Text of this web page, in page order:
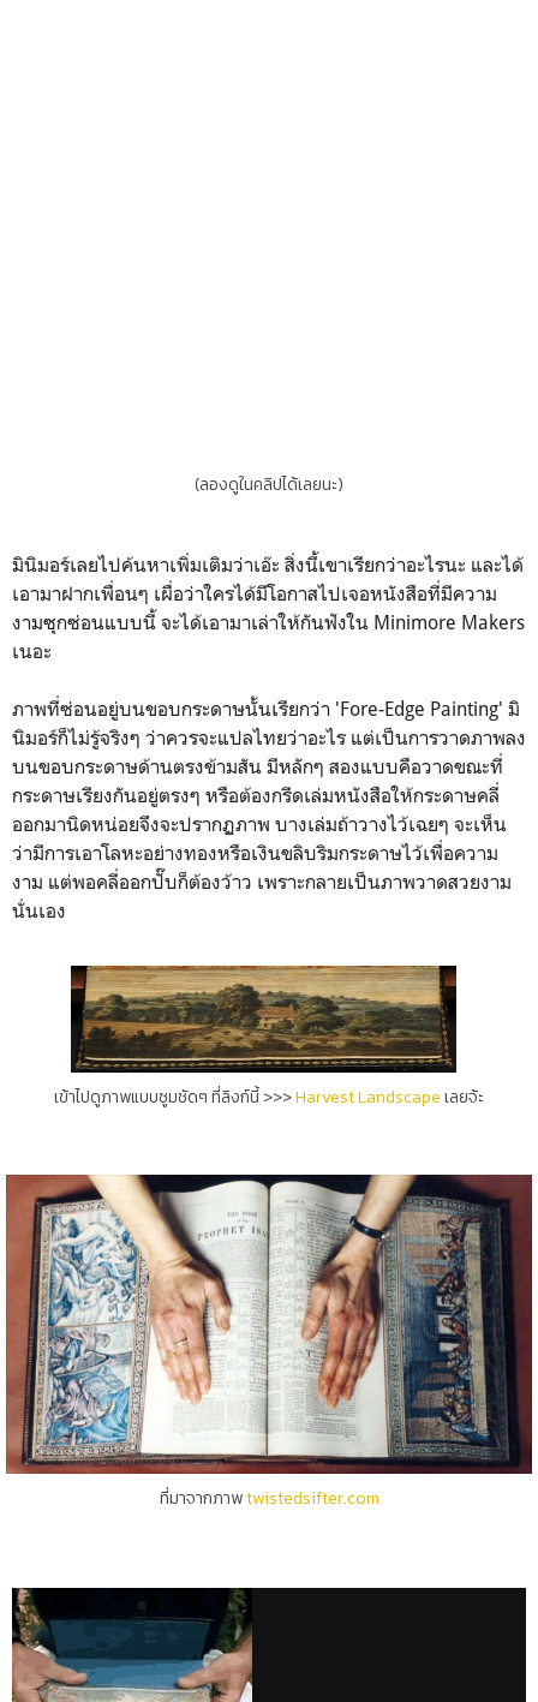
(ลองดูในคลิปได้เลยนะ)
มินิมอร์เลยไปค้นหาเพิ่มเติมว่าเอ๊ะ สิ่งนี้เขาเรียกว่าอะไรนะ และได้
เอามาฝากเพื่อนๆ เผื่อว่าใครได้มีโอกาสไปเจอหนังสือที่มีความ
งามซุกซ่อนแบบนี้ จะได้เอามาเล่าให้กันฟังใน Minimore Makers
เนอะ
ภาพที่ซ่อนอยู่บนขอบกระดาษนั้นเรียกว่า 'Fore-Edge Painting' มิ
นิมอร์ก็ไม่รู้จริงๆ ว่าควรจะแปลไทยว่าอะไร แต่เป็นการวาดภาพลง
บนขอบกระดาษด้านตรงข้ามสัน มีหลักๆ สองแบบคือวาดขณะที่
กระดาษเรียงกันอยู่ตรงๆ หรือต้องกรีดเล่มหนังสือให้กระดาษคลี่
ออกมานิดหน่อยจึงจะปรากฏภาพ บางเล่มถ้าวางไว้เฉยๆ จะเห็น
ว่ามีการเอาโลหะอย่างทองหรือเงินขลิบริมกระดาษไว้เพื่อความ
งาม แต่พอคลี่ออกปั๊บก็ต้องว้าว เพราะกลายเป็นภาพวาดสวยงาม
นั่นเอง
เข้าไปดูภาพแบบซูมชัดๆ ที่ลิงก์นี้ >>>Harvest Landscapeเลยจ้ะ
ที่มาจากภาพtwistedsifter.com